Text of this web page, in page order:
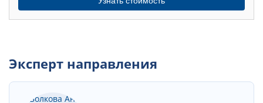
Эксперт направления